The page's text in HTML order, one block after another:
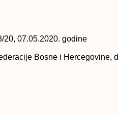
20, 07.05.2020. godine
Bosne i Hercegovine,